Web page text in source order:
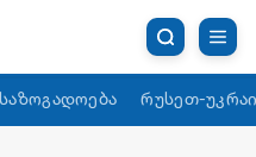
საზოგადოება რუსეთ-